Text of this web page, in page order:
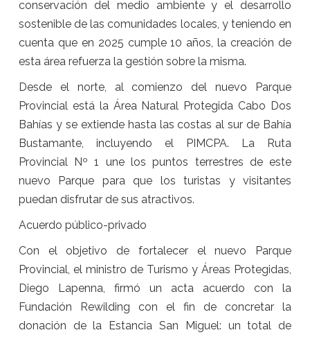
conservación del medio ambiente y el desarrollo
sostenible de las comunidades locales, y teniendo en
cuenta que en 2025 cumple 10 años, la creación de
esta área refuerza la gestión sobre la misma.
Desde el norte, al comienzo del nuevo Parque
Provincial está la Área Natural Protegida Cabo Dos
Bahías y se extiende hasta las costas al sur de Bahía
Bustamante, incluyendo el PIMCPA. La Ruta
Provincial Nº 1 une los puntos terrestres de este
nuevo Parque para que los turistas y visitantes
puedan disfrutar de sus atractivos.
Acuerdo público-privado
Con el objetivo de fortalecer el nuevo Parque
Provincial, el ministro de Turismo y Áreas Protegidas,
Diego Lapenna, firmó un acta acuerdo con la
Fundación Rewilding con el fin de concretar la
donación de la Estancia San Miguel: un total de